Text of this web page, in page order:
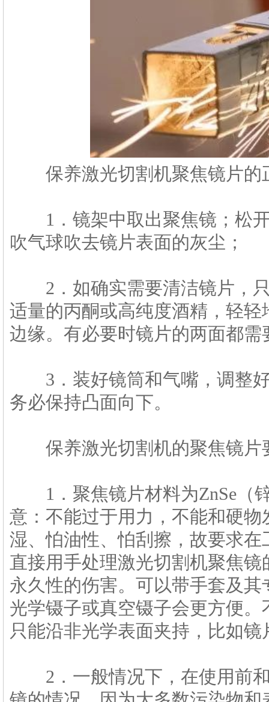
保养激光切割机聚焦镜片的
1．镜架中取出聚焦镜；松开
吹气球吹去镜片表面的灰尘；
2．如确实需要清洁镜片，只
适量的丙酮或高纯度酒精，轻
边缘。有必要时镜片的两面都
3．装好镜筒和气嘴，调整好
务必保持凸面向下。
保养激光切割机的聚焦镜片
1．聚焦镜片材料为ZnSe（
意：不能过于用力，不能和硬
湿、怕油性、怕刮擦，故要求
直接用手处理激光切割机聚焦
永久性的伤害。可以带手套及
光学镊子或真空镊子会更方便
只能沿非光学表面夹持，比如
2．一般情况下，在使用前和